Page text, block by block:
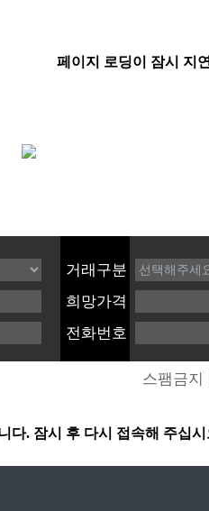
거래구분
희망가격
전화번호
스팸금지